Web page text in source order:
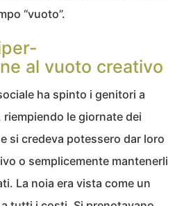
“vuoto”.
al vuoto creativo
ha spinto i genitori a
riempiendo le giornate dei
si credeva potessero dar loro
o semplicemente mantenerli
La noia era vista come un